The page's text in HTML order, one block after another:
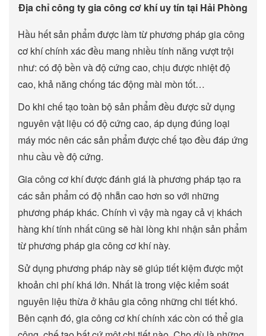
Địa chỉ công ty gia công cơ khí uy tín tại Hải Phòng
Hầu hết sản phẩm được làm từ phương pháp gia công
cơ khí chính xác đều mang nhiều tính năng vượt trội
như: có độ bền và độ cứng cao, chịu được nhiệt độ
cao, khả năng chống tác động mài mòn tốt…
Do khi chế tạo toàn bộ sản phẩm đều được sử dụng
nguyên vật liệu có độ cứng cao, áp dụng đúng loại
máy móc nên các sản phẩm được chế tạo đều đáp ứng
nhu cầu về độ cứng.
Gia công cơ khí được đánh giá là phương pháp tạo ra
các sản phẩm có độ nhẵn cao hơn so với những
phương pháp khác. Chính vì vậy mà ngay cả vị khách
hàng khí tính nhất cũng sẽ hài lòng khi nhận sản phẩm
từ phương pháp gia công cơ khí này.
Sử dụng phương pháp này sẽ giúp tiết kiệm được một
khoản chi phí khá lớn. Nhất là trong việc kiểm soát
nguyên liệu thừa ở khâu gia công những chi tiết khó.
Bên cạnh đó, gia công cơ khí chính xác còn có thể gia